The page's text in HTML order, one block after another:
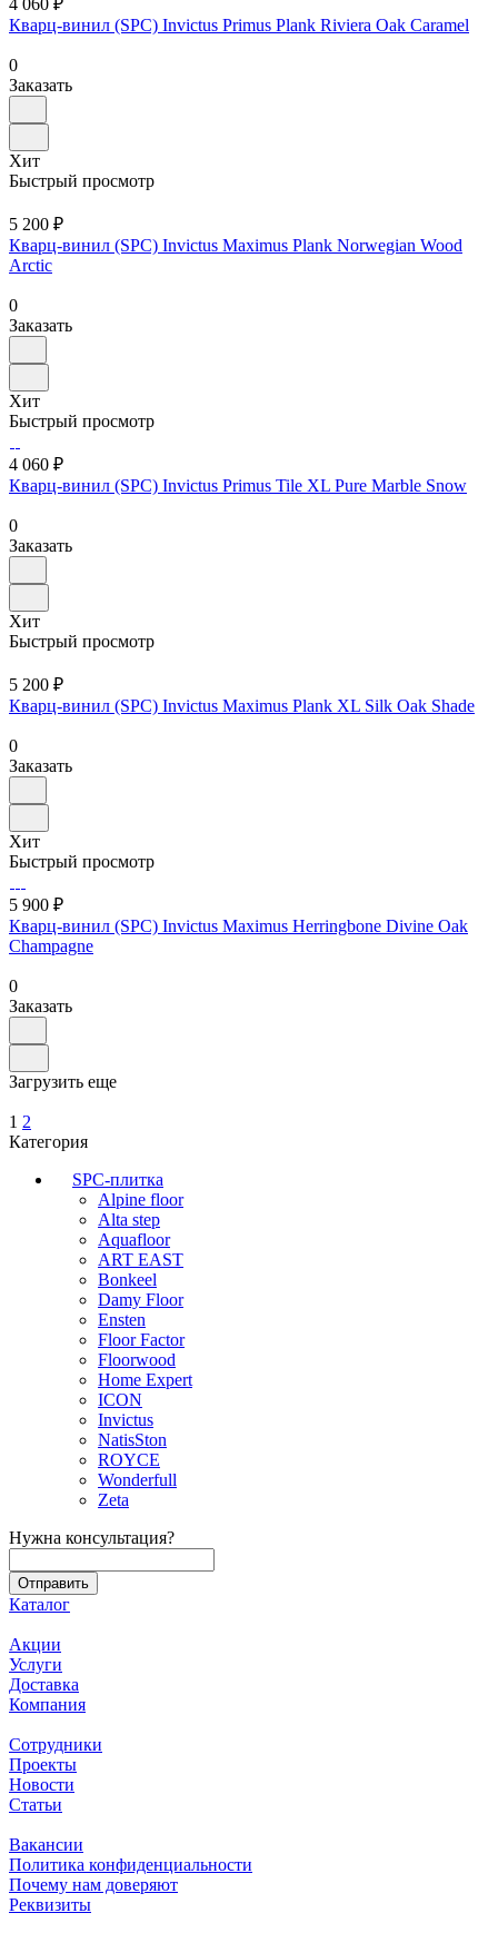
Кварц-винил (SPC) Invictus Primus Plank Riviera Oak Caramel
0
Заказать
Хит
Быстрый просмотр
5 200 ₽
Кварц-винил (SPC) Invictus Maximus Plank Norwegian Wood
Arctic
0
Заказать
Хит
Быстрый просмотр
4 060 ₽
Кварц-винил (SPC) Invictus Primus Tile XL Pure Marble Snow
0
Заказать
Хит
Быстрый просмотр
5 200 ₽
Кварц-винил (SPC) Invictus Maximus Plank XL Silk Oak Shade
0
Заказать
Хит
Быстрый просмотр
5 900 ₽
Кварц-винил (SPC) Invictus Maximus Herringbone Divine Oak
Champagne
0
Заказать
Загрузить еще
1 2
Категория
SPC-плитка
Alpine floor
Alta step
Aquafloor
ART EAST
Bonkeel
Damy Floor
Ensten
Floor Factor
Floorwood
Home Expert
ICON
Invictus
NatisSton
ROYCE
Wonderfull
Zeta
Нужна консультация?
Каталог
Акции
Услуги
Доставка
Компания
Сотрудники
Проекты
Новости
Статьи
Вакансии
Политика конфиденциальности
Почему нам доверяют
Реквизиты